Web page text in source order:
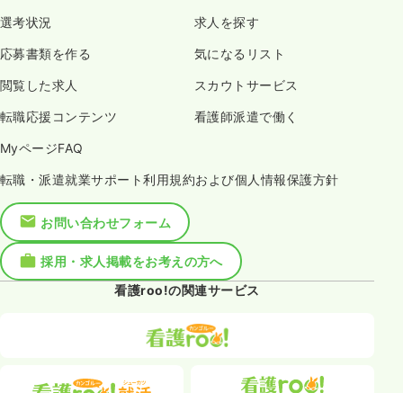
選考状況 求人を探す
応募書類を作る 気になるリスト
閲覧した求人 スカウトサービス
転職応援コンテンツ 看護師派遣で働く
MyページFAQ
転職・派遣就業サポート利用規約および個人情報保護方針
お問い合わせフォーム
採用・求人掲載をお考えの方へ
看護roo!の関連サービス